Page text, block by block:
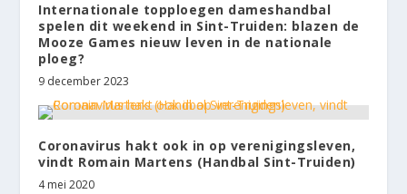
Internationale topploegen dameshandbal
spelen dit weekend in Sint-Truiden: blazen de
Mooze Games nieuw leven in de nationale
ploeg?
9 december 2023
Coronavirus hakt ook in op verenigingsleven,
vindt Romain Martens (Handbal Sint-Truiden)
4 mei 2020